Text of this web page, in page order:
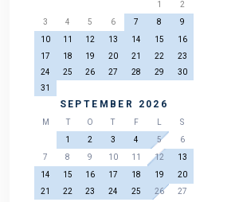
1
2
3
4 5 6 7 8
9
10
11 12 13 14 15
16
17
18 19 20 21 22
23
24
25 26 27 28 29
30
31
SEPTEMBER 2026
M T O T F L
S
1
2 3 4 5
6
7
8 9 10 11 12
13
14
15 16 17 18 19
20
21
22 23 24 25 26
27